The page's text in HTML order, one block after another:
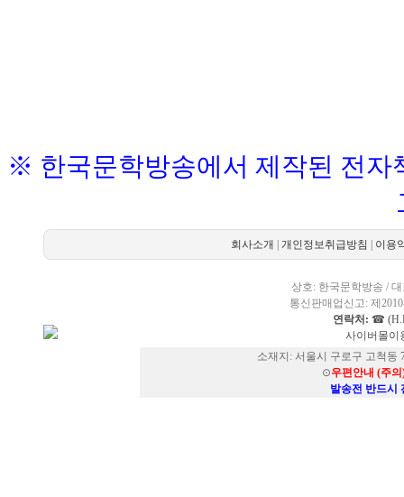
※ 한국문학방송에서 제작된 전자
회사소개 개인정보취급방침 이용
상호: 한국문학방송 /
통신판매업신고: 제
연락처: ☎
사이버몰이
소재지: 서울시 구로구 고척동
⊙우편안내 (주
발송전 반드시